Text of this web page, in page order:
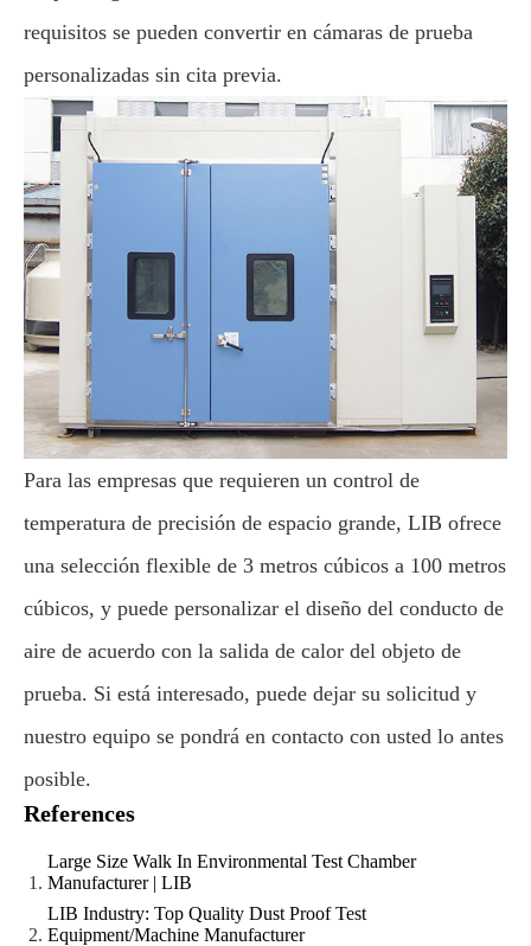
requisitos se pueden convertir en cámaras de prueba
personalizadas sin cita previa.
Para las empresas que requieren un control de
temperatura de precisión de espacio grande, LIB ofrece
una selección flexible de 3 metros cúbicos a 100 metros
cúbicos, y puede personalizar el diseño del conducto de
aire de acuerdo con la salida de calor del objeto de
prueba. Si está interesado, puede dejar su solicitud y
nuestro equipo se pondrá en contacto con usted lo antes
posible.
References
Large Size Walk In Environmental Test Chamber
Manufacturer | LIB
LIB Industry: Top Quality Dust Proof Test
Equipment/Machine Manufacturer